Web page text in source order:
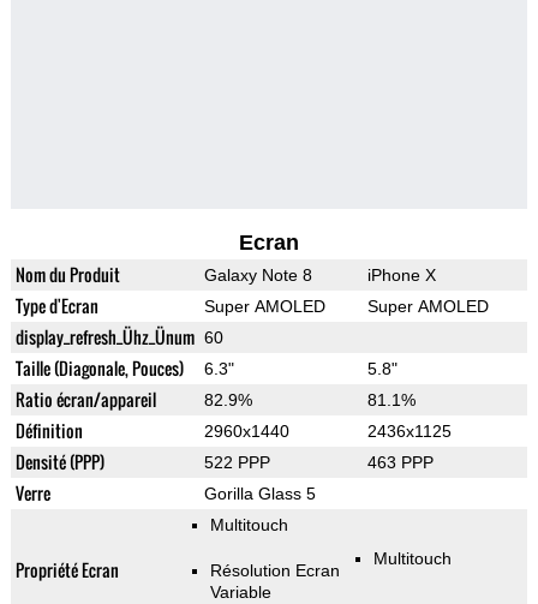
Ecran
Nom du Produit Galaxy Note 8 iPhone X
Type d'Ecran Super AMOLED Super AMOLED
display_refresh_Ühz_Ünum 60
Taille (Diagonale, Pouces) 6.3" 5.8"
Ratio écran/appareil 82.9% 81.1%
Définition 2960x1440 2436x1125
Densité (PPP) 522 PPP 463 PPP
Verre Gorilla Glass 5
Propriété Ecran
Multitouch
Résolution Ecran
Variable
Multitouch